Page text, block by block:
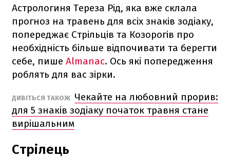
Астрологиня Тереза Рід, яка вже склала
прогноз на травень для всіх знаків зодіаку,
попереджає Стрільців та Козорогів про
необхідність більше відпочивати та берегти
себе, пише Almanac. Ось які попередження
роблять для вас зірки.
ДИВІТЬСЯ ТАКОЖ Чекайте на любовний прорив:
для 5 знаків зодіаку початок травня стане
вирішальним
Стрілець